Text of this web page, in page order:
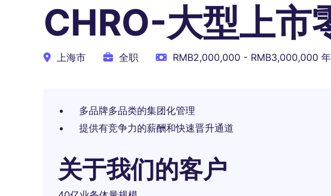
CHRO-大型上市
上海市 全职 RMB2,000,000 - RMB3,000,000
多品牌多品类的集团化管理
提供有竞争力的薪酬和快速晋升通道
关于我们的客户